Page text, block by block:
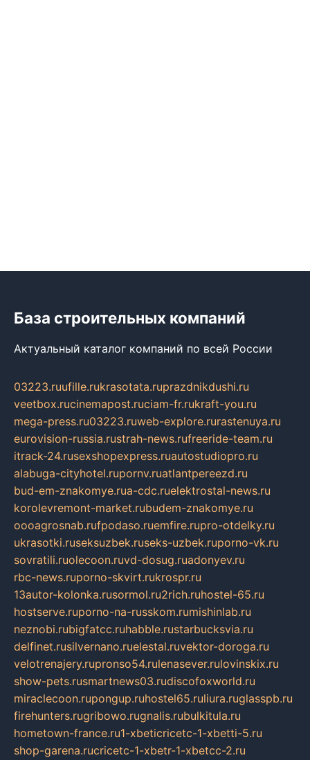
База строительных компаний
Актуальный каталог компаний по всей России
03223.ruufille.rukrasotata.ruprazdnikdushi.ru
veetbox.rucinemapost.ruciam-fr.rukraft-you.ru
mega-press.ru03223.ruweb-explore.rurastenuya.ru
eurovision-russia.rustrah-news.rufreeride-team.ru
itrack-24.rusexshopexpress.ruautostudiopro.ru
alabuga-cityhotel.rupornv.ruatlantpereezd.ru
bud-em-znakomye.rua-cdc.ruelektrostal-news.ru
korolevremont-market.rubudem-znakomye.ru
oooagrosnab.rufpodaso.ruemfire.rupro-otdelky.ru
ukrasotki.ruseksuzbek.ruseks-uzbek.ruporno-vk.ru
sovratili.ruolecoon.ruvd-dosug.ruadonyev.ru
rbc-news.ruporno-skvirt.rukrospr.ru
13autor-kolonka.rusormol.ru2rich.ruhostel-65.ru
hostserve.ruporno-na-russkom.rumishinlab.ru
neznobi.rubigfatcc.ruhabble.rustarbucksvia.ru
delfinet.rusilvernano.ruelestal.ruvektor-doroga.ru
velotrenajery.rupronso54.rulenasever.rulovinskix.ru
show-pets.rusmartnews03.rudiscofoxworld.ru
miraclecoon.rupongup.ruhostel65.ruliura.ruglasspb.ru
firehunters.rugribowo.rugnalis.rubulkitula.ru
hometown-france.ru1-xbeticricetc-1-xbetti-5.ru
shop-garena.rucricetc-1-xbetr-1-xbetcc-2.ru